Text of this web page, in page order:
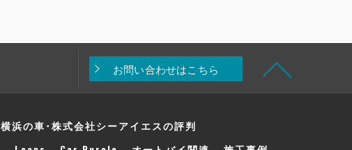
お問い合わせはこちら
横浜の車･株式会社シーアイエスの評判